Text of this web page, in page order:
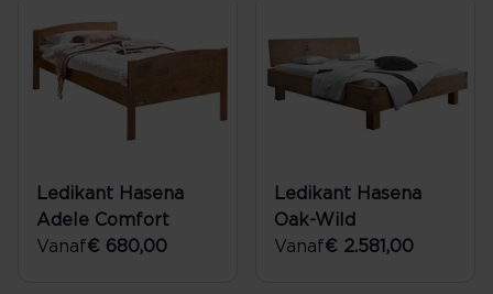
Ledikant Hasena
Adele Comfort
Vanaf€ 680,00
Ledikant Hasena
Oak-Wild
Vanaf€ 2.581,00